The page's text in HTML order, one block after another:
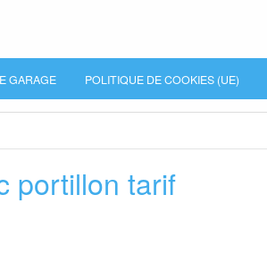
GARAGE POLITIQUE DE COOKIES (UE)
portillon tarif